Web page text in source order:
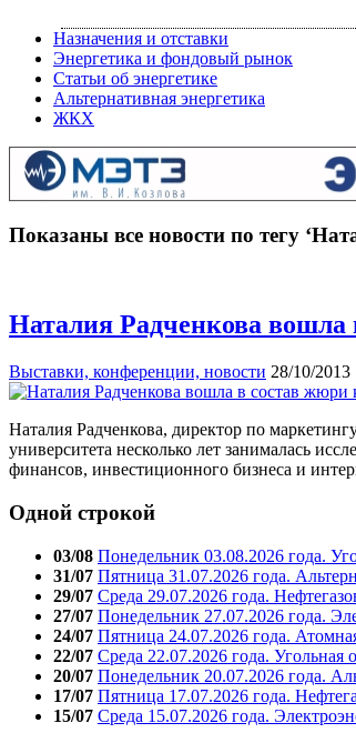
Назначения и отставки
Энергетика и фондовый рынок
Статьи об энергетике
Альтернативная энергетика
ЖКХ
Показаны все новости по тегу
Наталия Радченкова вошла
Выставки, конференции, новости 28/10/2013
Наталия Радченкова, директор по
университета несколько лет занималась
финансов, инвестиционного бизнеса и
Одной строкой
03/08 Понедельник 03.08.2026 года.
31/07 Пятница 31.07.2026 года.
29/07 Среда 29.07.2026 года.
27/07 Понедельник 27.07.2026 года.
24/07 Пятница 24.07.2026 года.
22/07 Среда 22.07.2026 года. Угольная
20/07 Понедельник 20.07.2026 года.
17/07 Пятница 17.07.2026 года.
15/07 Среда 15.07.2026 года.